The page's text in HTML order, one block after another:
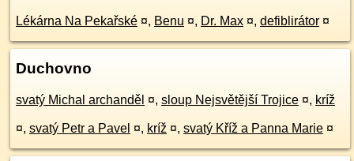
Lékárna Na Pekařské ¤, Benu ¤, Dr. Max ¤, defiblirátor ¤
Duchovno
svatý Michal archanděl ¤, sloup Nejsvětější Trojice ¤, kríž
¤, svatý Petr a Pavel ¤, kríž ¤, svatý Kříž a Panna Marie ¤